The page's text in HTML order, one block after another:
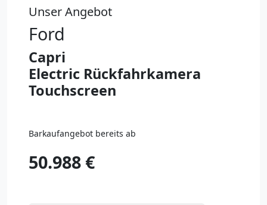
Unser Angebot
Ford
Capri
Electric Rückfahrkamera
Touchscreen
Barkaufangebot bereits ab
50.988 €